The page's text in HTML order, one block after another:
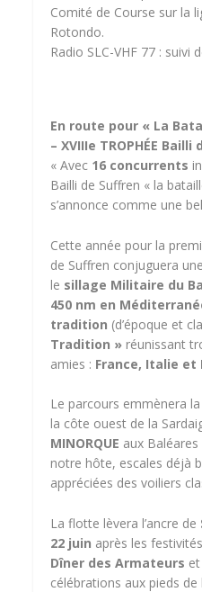
Comité de Course sur la
Rotondo.
Radio SLC-VHF 77 : suivi
En route pour « La
–XVIIIe TROPHÉE Bailli
« Avec 16 concurrents
Bailli de Suffren « la
s’annonce comme une
Cette année pour la
de Suffren conjuguera
le sillage Militaire du
450 nm en
tradition (d’époque et
Tradition » réunissant
amies : France, Italie et
Le parcours emmènera
la côte ouest de la
MINORQUE aux Baléares
notre hôte, escales déjà
appréciées des voiliers
La flotte lèvera l’ancre de
22 juin après les
Dîner des Armateurs
célébrations aux pieds